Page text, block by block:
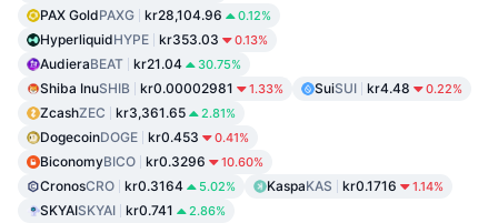
PAX GoldPAXG kr28,104.96 0.12%
HyperliquidHYPE kr353.03 0.13%
AudieraBEAT kr21.04 30.75%
Shiba InuSHIB kr0.00002981 1.33% SuiSUI kr4.48 0.22%
ZcashZEC kr3,361.65 2.81%
DogecoinDOGE kr0.453 0.41%
BiconomyBICO kr0.3296 10.60%
CronosCRO kr0.3164 5.02% KaspaKAS kr0.1716 1.14%
SKYAISKYAI kr0.741 2.86%